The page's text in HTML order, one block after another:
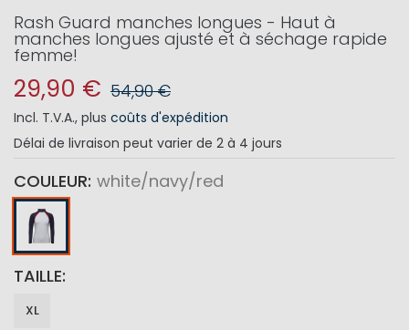
Rash Guard manches longues - Haut à
manches longues ajusté et à séchage rapide
femme!
29,90 € 54,90 €
Incl. T.V.A., plus coûts d'expédition
Délai de livraison peut varier de 2 à 4 jours
COULEUR white/navy/red
TAILLE
XL